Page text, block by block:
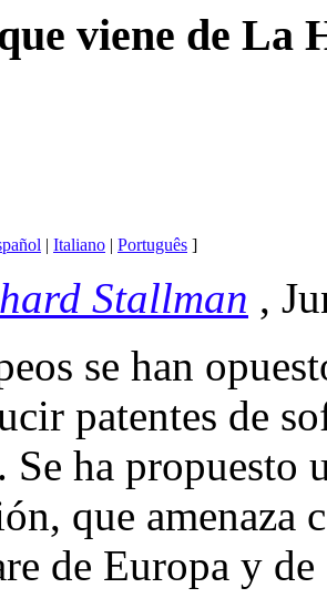
viene de La
| Italiano | Português ]
Stallman ,
se han
patentes de
Se ha propuesto
que amenaza
de Europa y de